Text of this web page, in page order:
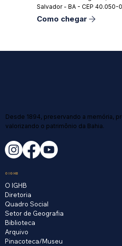
Salvador - BA - CEP 40.050-
Como chegar
Desde 1894, preservando a memória,
valorizando o patrimônio da Bahia.
O IGHB
O IGHB
Diretoria
Quadro Social
Setor de Geografia
Biblioteca
Arquivo
Pinacoteca/Museu